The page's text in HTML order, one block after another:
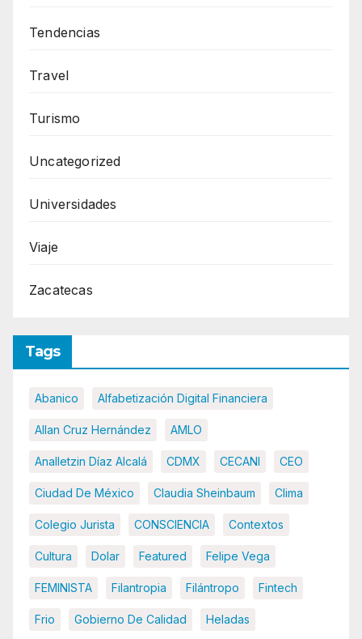
Tendencias
Travel
Turismo
Uncategorized
Universidades
Viaje
Zacatecas
Tags
Abanico Alfabetización Digital Financiera
Allan Cruz Hernández AMLO
Analletzin Díaz Alcalá CDMX CECANI CEO
Ciudad De México Claudia Sheinbaum Clima
Colegio Jurista CONSCIENCIA Contextos
Cultura Dolar Featured Felipe Vega
FEMINISTA Filantropia Filántropo Fintech
Frio Gobierno De Calidad Heladas